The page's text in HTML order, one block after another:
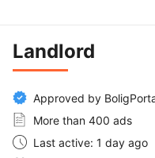
Landlord
Approved by
More than 400 ads
Last active: 1 day ago